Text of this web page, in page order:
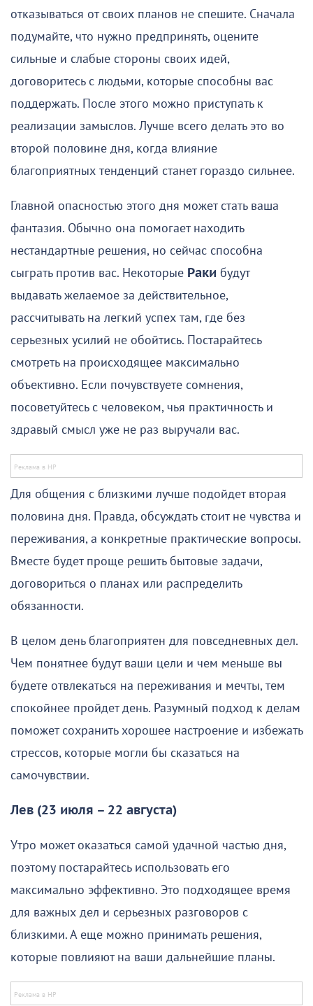
отказываться от своих планов не спешите. Сначала
подумайте, что нужно предпринять, оцените
сильные и слабые стороны своих идей,
договоритесь с людьми, которые способны вас
поддержать. После этого можно приступать к
реализации замыслов. Лучше всего делать это во
второй половине дня, когда влияние
благоприятных тенденций станет гораздо сильнее.
Главной опасностью этого дня может стать ваша
фантазия. Обычно она помогает находить
нестандартные решения, но сейчас способна
сыграть против вас. Некоторые Раки будут
выдавать желаемое за действительное,
рассчитывать на легкий успех там, где без
серьезных усилий не обойтись. Постарайтесь
смотреть на происходящее максимально
объективно. Если почувствуете сомнения,
посоветуйтесь с человеком, чья практичность и
здравый смысл уже не раз выручали вас.
Для общения с близкими лучше подойдет вторая
половина дня. Правда, обсуждать стоит не чувства и
переживания, а конкретные практические вопросы.
Вместе будет проще решить бытовые задачи,
договориться о планах или распределить
обязанности.
В целом день благоприятен для повседневных дел.
Чем понятнее будут ваши цели и чем меньше вы
будете отвлекаться на переживания и мечты, тем
спокойнее пройдет день. Разумный подход к делам
поможет сохранить хорошее настроение и избежать
стрессов, которые могли бы сказаться на
самочувствии.
Лев (23 июля – 22 августа)
Утро может оказаться самой удачной частью дня,
поэтому постарайтесь использовать его
максимально эффективно. Это подходящее время
для важных дел и серьезных разговоров с
близкими. А еще можно принимать решения,
которые повлияют на ваши дальнейшие планы.